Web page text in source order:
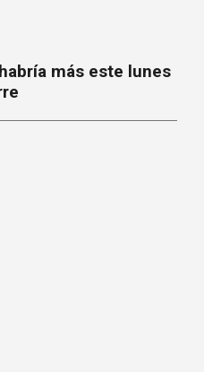
más este lunes